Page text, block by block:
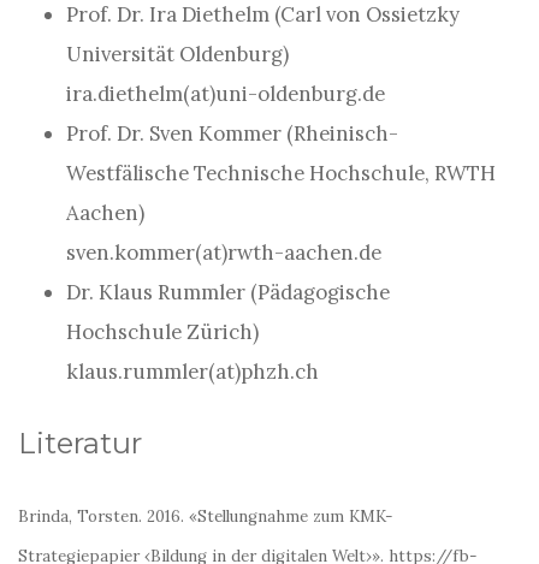
Prof. Dr. Ira Diethelm (Carl von Ossietzky
Universität Oldenburg)
ira.diethelm(at)uni-oldenburg.de
Prof. Dr. Sven Kommer (Rheinisch-
Westfälische Technische Hochschule, RWTH
Aachen)
sven.kommer(at)rwth-aachen.de
Dr. Klaus Rummler (Pädagogische
Hochschule Zürich)
klaus.rummler(at)phzh.ch
Literatur
Brinda, Torsten. 2016. «Stellungnahme zum KMK-
Strategiepapier ‹Bildung in der digitalen Welt›». https://fb-